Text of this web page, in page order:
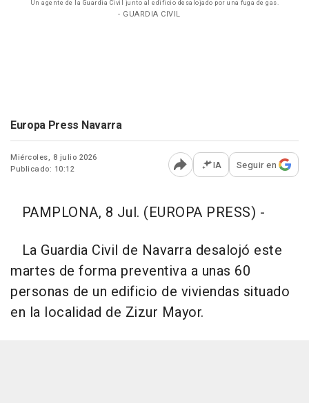
Un agente de la Guardia Civil junto al edificio desalojado por una fuga de gas.
- GUARDIA CIVIL
Europa Press Navarra
Miércoles, 8 julio 2026
Publicado: 10:12
Abrir opciones para
IA Seguir en
PAMPLONA, 8 Jul. (EUROPA PRESS) -
La Guardia Civil de Navarra desalojó este
martes de forma preventiva a unas 60
personas de un edificio de viviendas situado
en la localidad de Zizur Mayor.